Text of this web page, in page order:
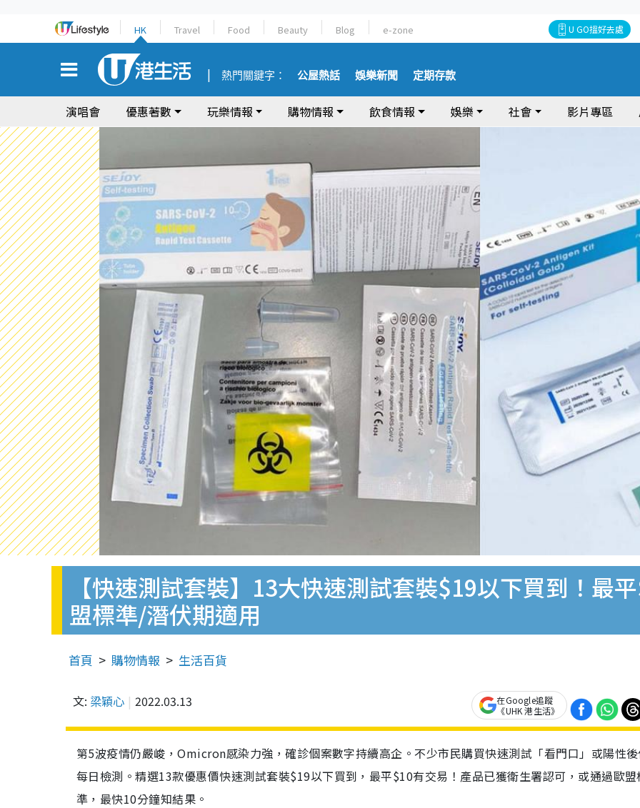
HK Travel Food Beauty Blog e-zone U GO搵好去處
熱門關鍵字： 公屋熱話 娛樂新聞 定期存款
演唱會 優惠著數 玩樂情報 購物情報 飲食情報 娛樂 社會 影片專區
【快速測試套裝】13大快速測試套裝$19以下買到！最
盟標準/潛伏期適用
首頁 購物情報 生活百貨
文: 梁穎心 2022.03.13
在Google追蹤
《UHK 港生活》
第5波疫情仍嚴峻，Omicron感染力強，確診個案數字持續高企。不少市民購買快速測試「看門口」或陽性
每日檢測。精選13款優惠價快速測試套裝$19以下買到，最平$10有交易！產品已獲衛生署認可，或通過歐盟
準，最快10分鐘知結果。